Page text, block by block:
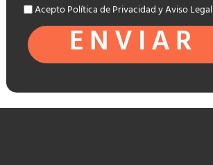
Acepto Política de Privacidad y Aviso Legal
ENVIAR